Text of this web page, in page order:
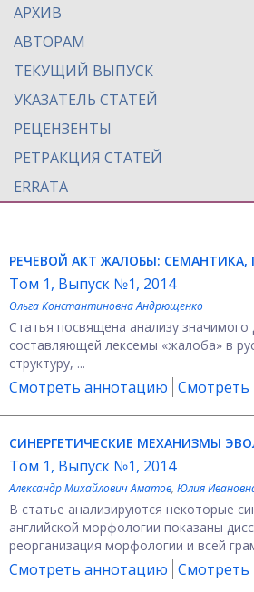
АРХИВ
АВТОРАМ
ТЕКУЩИЙ ВЫПУСК
УКАЗАТЕЛЬ СТАТЕЙ
РЕЦЕНЗЕНТЫ
РЕТРАКЦИЯ СТАТЕЙ
ERRATA
РЕЧЕВОЙ АКТ ЖАЛОБЫ:
Том 1, Выпуск №1, 2014
Ольга Константиновна Андрющенко
Статья посвящена анализу
составляющей лексемы «жалоба» в
структуру, ...
Смотреть аннотацию Смотреть
СИНЕРГЕТИЧЕСКИЕ МЕХАНИЗМЫ
Том 1, Выпуск №1, 2014
Александр Михайлович Аматов, Юлия
В статье анализируются некоторые
английской морфологии показаны
реорганизация морфологии и всей
Смотреть аннотацию Смотреть